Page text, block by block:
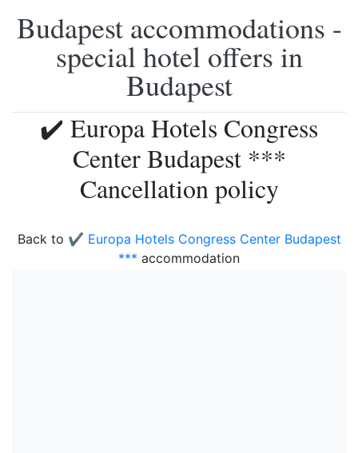
Budapest accommodations -
special hotel offers in
Budapest
✔️ Europa Hotels Congress
Center Budapest ***
Cancellation policy
Back to ✔️ Europa Hotels Congress Center Budapest
*** accommodation